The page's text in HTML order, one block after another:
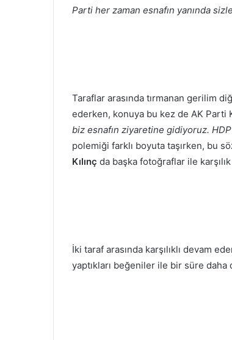
Parti her zaman esnafın yanında
Taraflar arasında tırmanan gerilim
ederken, konuya bu kez de AK Parti
biz esnafın ziyaretine gidiyoruz.
polemiği farklı boyuta taşırken, bu
Kılınç da başka fotoğraflar ile
İki taraf arasında karşılıklı devam
yaptıkları beğeniler ile bir süre daha